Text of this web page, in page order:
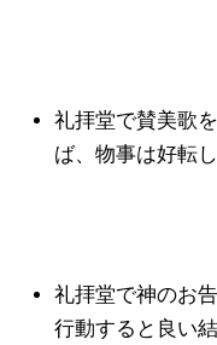
礼拝堂で賛美歌
ば、物事は好転
礼拝堂で神のお
行動すると良い